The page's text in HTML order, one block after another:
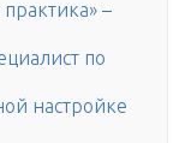
–
по
настройке